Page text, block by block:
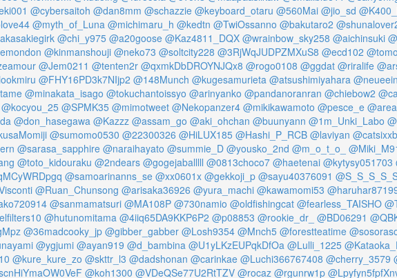
@cybersaitoh @dan8mm @schazzie @keyboard_otaru @560Mai @jio_sd
@myth_of_Luna @michimaru_h @kedtn @TwiOssanno @bakutaro2
@chi_y975 @a20goose @Kaz4811_DQX @wrainbow_sky258 @aichinsuki
@kinmanshouji @neko73 @soltcity228 @3RjWqJUDPZMXuS8 @ecd102
@Jem0211 @tenten2r @qxmkDbDROYNJQx8 @rogo0108 @ggdat @riralife
@FHY16PD3k7NIjp2 @148Munch @kugesamurieta @atsushimiyahara
@minakata_isago @tokuchantoissyo @arinyanko @pandanoranran @chiebow2
@kocyou_25 @SPMK35 @mimotweet @Nekopanzer4 @mikikawamoto @pesce_e
@don_hasegawa @Kazzz @assam_go @aki_ohchan @buunyann @1m_Unki_Labo
@sumomo0530 @22300326 @HiLUX185 @Hashi_P_RCB @laviyan
@sarasa_sapphire @naraihayato @summie_D @yousko_2nd @m_o_t_o_
@toto_kidouraku @2ndears @gogejaballlll @0813choco7 @haetenai @kytysy051703
@samoarinanns_se @xx0601x @gekkoji_p @sayu40376091
@Ruan_Chunsong @arisaka36926 @yura_machi @kawamomi53
@sanmamatsuri @MA108P @730namio @oldfishingcat @fearless_TAISHO
@hutunomitama @4iiq65DA9KKP6P2 @p08853 @rookie_dr_ @BD06291
@36madcooky_jp @gibber_gabber @Losh9354 @Mnch5 @forestteatime
@ygjumi @ayan919 @d_bambina @U1yLKzEUPqkDfOa @Lulli_1225
@kure_kure_zo @skttr_l3 @dadshonan @carinkae @Luchi366767408 @cherry_3579
@koh1300 @VDeQSe77U2RtTZV @rocaz @rgunrw1p